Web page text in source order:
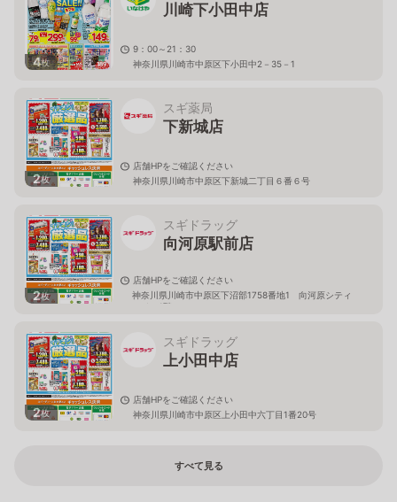
4枚
川崎下小田中店
9：00～21：30
神奈川県川崎市中原区下小田中2－35－1
2枚
スギ薬局
下新城店
店舗HPをご確認ください
神奈川県川崎市中原区下新城二丁目６番６号
2枚
スギドラッグ
向河原駅前店
店舗HPをご確認ください
神奈川県川崎市中原区下沼部1758番地1 向河原シティ
ハイツ1階
2枚
スギドラッグ
上小田中店
店舗HPをご確認ください
神奈川県川崎市中原区上小田中六丁目1番20号
すべて見る